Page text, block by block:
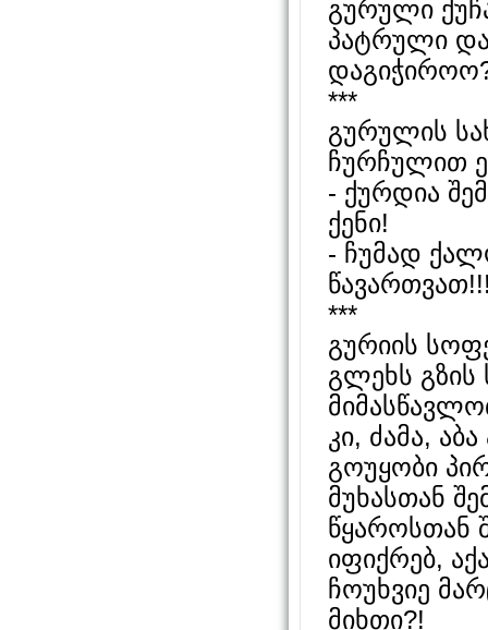
გურული
პატრული და
***
გურულის
ჩურჩულით
- ქურდია
ქენი!
- ჩუმად
***
გურიის
გლეხს გზის
კი, ძამა,
გოუყობი
მუხასთან
წყაროსთან
იფიქრებ,
ჩოუხვიე
მიხთი?!